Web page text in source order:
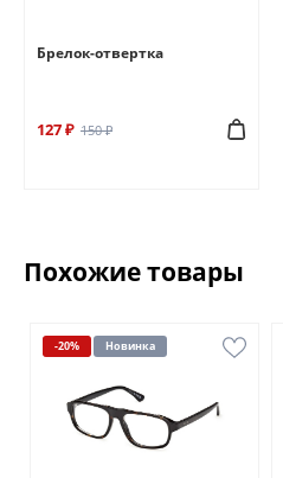
Брелок-отвертка
127 ₽ 150 ₽
Похожие товары
-20% Новинка